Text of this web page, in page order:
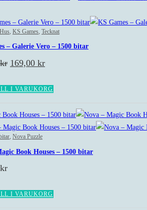
Hus KS Games Tecknat
– Galerie Vero – 1500 bitar
kr Det
ursprungliga
var:
169,00 krDet
nuvarande
är:
I VARUKORG
, Nova Puzzle
Book Houses – 1500 bitar
kr
I VARUKORG